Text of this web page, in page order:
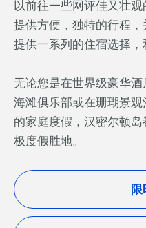
以前往一些网评佳又壮
提供方便，独特的行程
提供一系列的住宿选择，
无论您是在世界级豪华
海滩俱乐部或在珊瑚景
的家庭度假，汉密尔顿
极度假胜地。
限